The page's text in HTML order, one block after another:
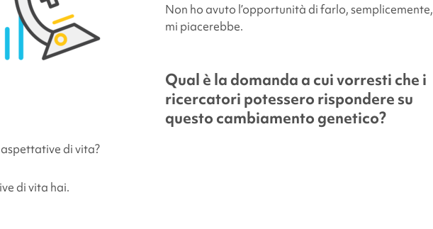
Non ho avuto l’opportunità di farlo, semplicemente,
mi piacerebbe.
Qual è la domanda a cui vorresti che i
ricercatori potessero rispondere su
questo cambiamento genetico?
di vita?
di vita hai.